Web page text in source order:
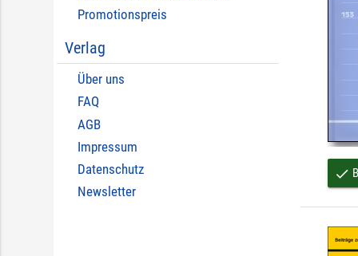
Promotionspreis
Verlag
Über uns
FAQ
AGB
Impressum
Datenschutz
Newsletter
done